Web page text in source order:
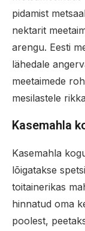
pidamist
nektarit
arengu. Eesti
lähedale
meetaimede
mesilastele
Kasemahla
Kasemahla
lõigatakse
toitainerikas
hinnatud oma
poolest,